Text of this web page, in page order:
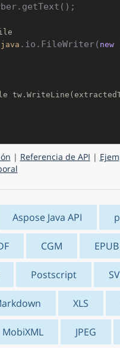
java .io.FileWriter( new
| Referencia de API |
Aspose Java API
CGM EPUB
Postscript
XLS
MobiXML JPEG